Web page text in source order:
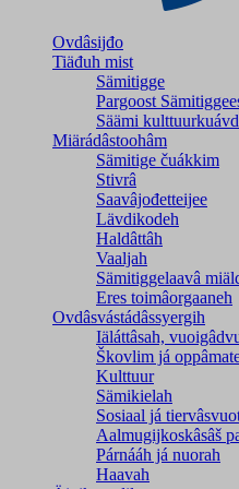
Ovdâsijđo
Tiäđuh mist
Sämitigge
Pargoost
Säämi
Miärádâstoohâm
Sämitige čuákkim
Stivrâ
Saavâjođetteijee
Lävdikodeh
Haldâttâh
Vaaljah
Sämitiggelaavâ
Eres toimâorgaaneh
Ovdâsvástádâssyergih
Iäláttâsah,
Škovlim já
Kulttuur
Sämikielah
Sosiaal já
Aalmugijkoskâsâš
Párnááh já nuorah
Haavah